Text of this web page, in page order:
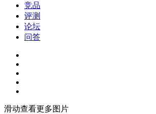
竞品
评测
论坛
问答
滑动查看更多图片